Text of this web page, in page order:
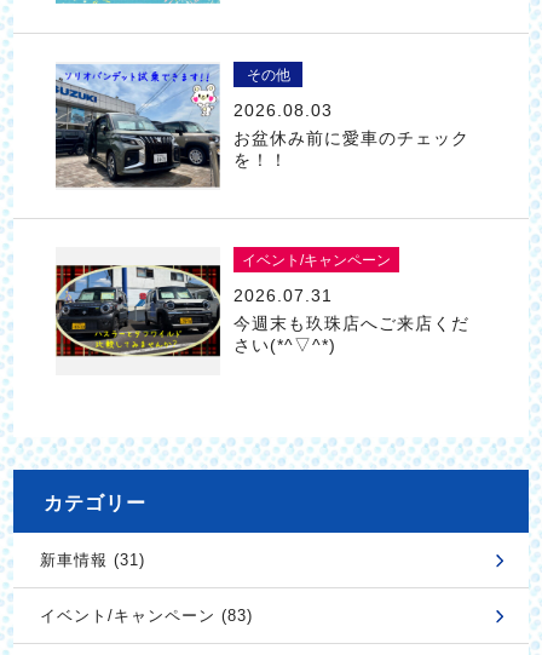
その他
2026.08.03
お盆休み前に愛車のチェック
を！！
イベント/キャンペーン
2026.07.31
今週末も玖珠店へご来店くだ
さい(*^▽^*)
カテゴリー
新車情報 (31)
イベント/キャンペーン (83)